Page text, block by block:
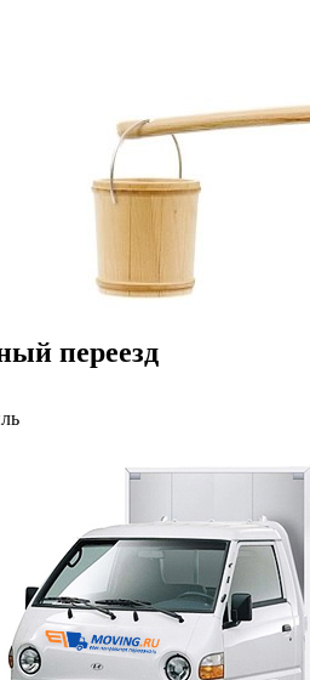
переезд